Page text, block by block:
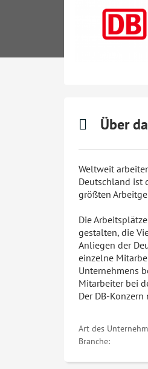
Über
Weltweit
Deutschland ist
größten
Die
gestalten, die
Anliegen der
einzelne
Unternehmens
Mitarbeiter bei
Der DB-
Art des
Branche: